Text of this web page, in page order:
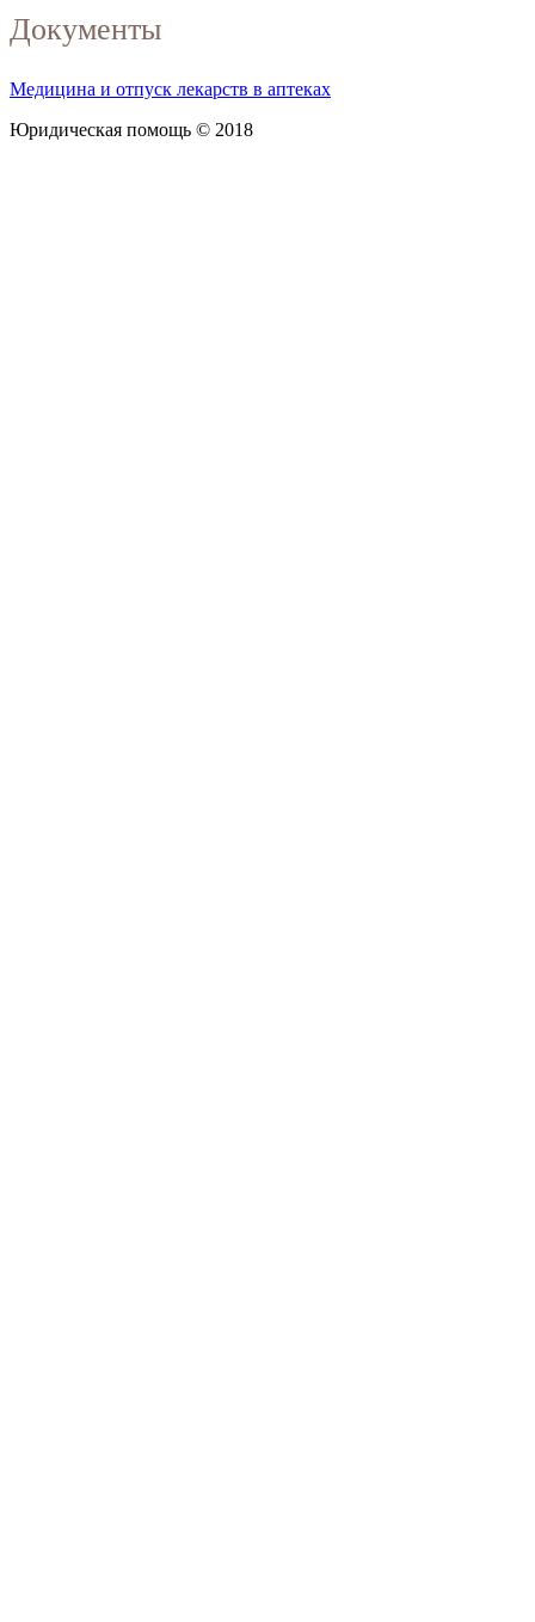
Документы
Медицина и отпуск лекарств в аптеках
Юридическая помощь © 2018